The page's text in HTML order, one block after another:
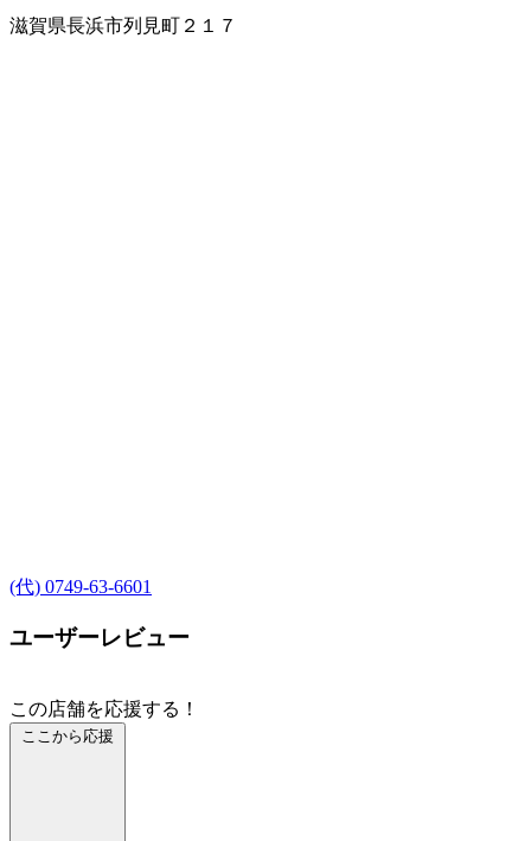
滋賀県長浜市列見町２１７
(代) 0749-63-6601
ユーザーレビュー
この店舗を応援する！
ここから応援